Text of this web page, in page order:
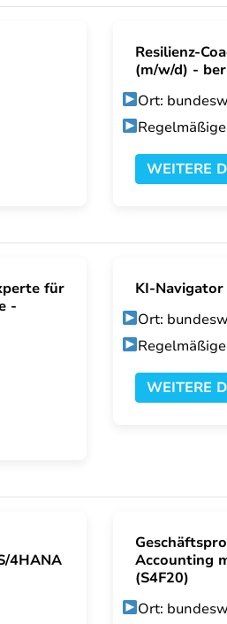
Resilienz-
(m/w/d) -
Ort:
WEITERE
für
-
KI-Navigator
Ort:
WEITERE
4HANA
Accounting
(S4F20)
Ort: